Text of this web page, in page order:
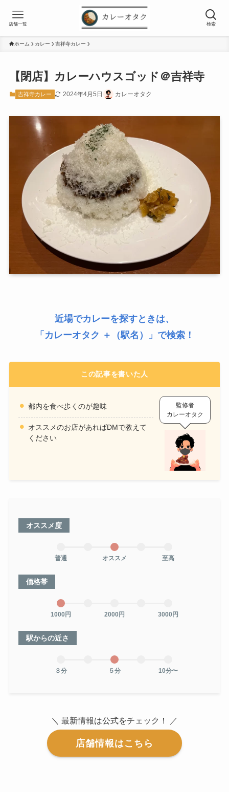
検索
店舗一覧
ホーム カレー 吉祥寺カレー
【閉店】カレーハウスゴッド＠吉祥寺
吉祥寺カレー 2024年4月5日 カレーオタク
近場でカレーを探すときは、
「 カレーオタク ＋（駅名） 」で検索！
この記事を書いた人
都内を食べ歩くのが趣味
オススメのお店があればDMで教えて
ください
監修者
カレーオタク
オススメ度
普通 オススメ 至高
価格帯
1000円 2000円 3000円
駅からの近さ
３分 ５分 10分〜
＼ 最新情報は公式をチェック！ ／
店舗情報はこちら